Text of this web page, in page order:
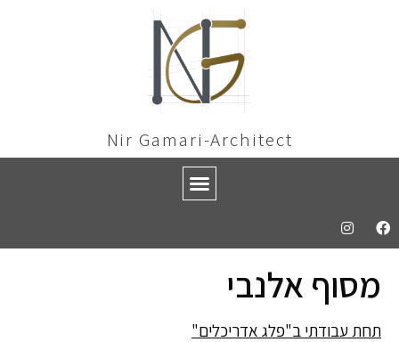
Nir Gamari-Architect
מסוף אלנבי
תחת עבודתי ב"פלג אדריכלים"